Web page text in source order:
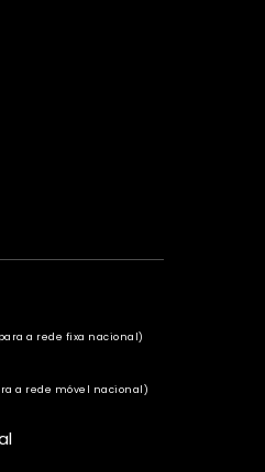
a rede fixa nacional)
a rede móvel nacional)